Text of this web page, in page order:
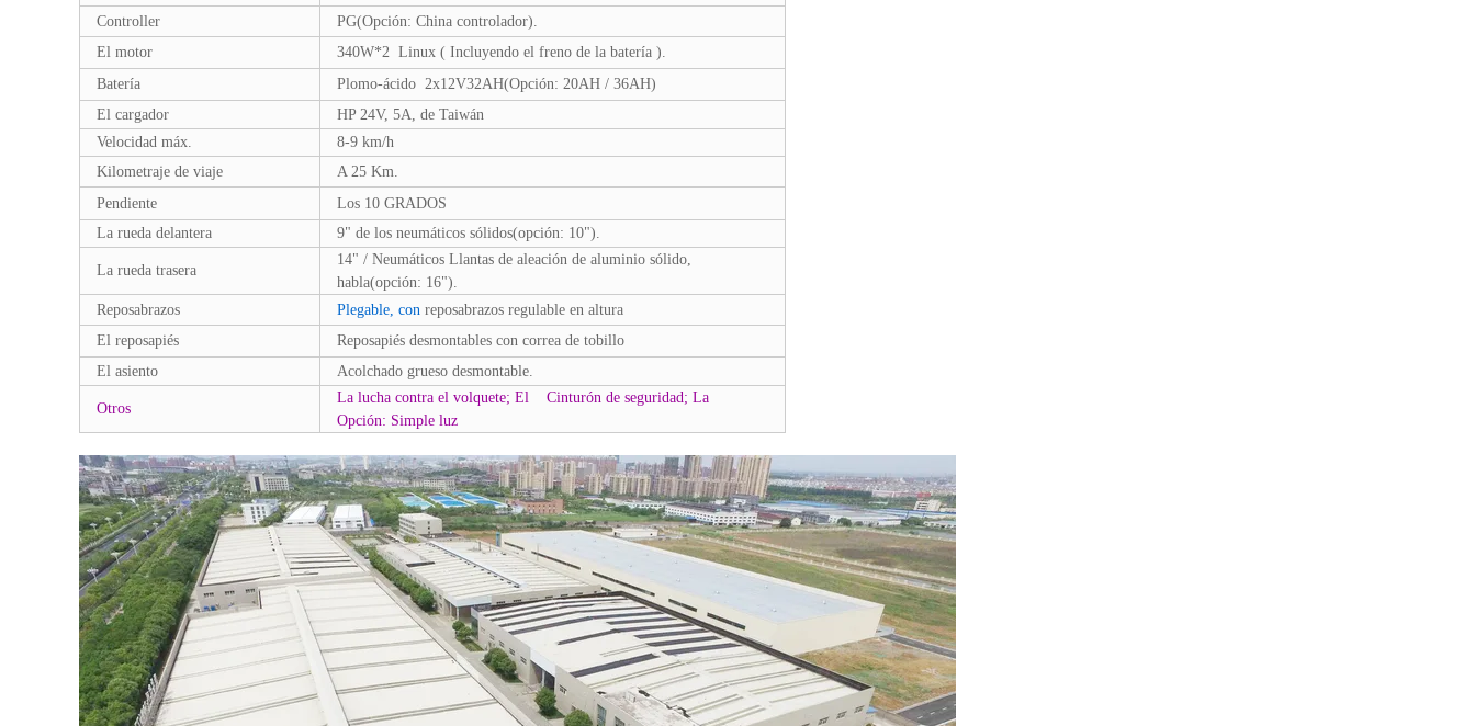
Controller
PG(Opción: China controlador).
El motor
340W*2 Linux ( Incluyendo el freno de la batería ).
Batería
Plomo-ácido 2x12V32AH(Opción: 20AH / 36AH)
El cargador
HP 24V, 5A, de Taiwán
Velocidad máx.
8-9 km/h
Kilometraje de viaje
A 25 Km.
Pendiente
Los 10 GRADOS
La rueda delantera
9" de los neumáticos sólidos(opción: 10").
La rueda trasera
14" / Neumáticos Llantas de aleación de aluminio sólido,
habla(opción: 16").
Reposabrazos
Plegable, con reposabrazos regulable en altura
El reposapiés
Reposapiés desmontables con correa de tobillo
El asiento
Acolchado grueso desmontable.
Otros
La lucha contra el volquete; El Cinturón de seguridad; La
Opción: Simple luz